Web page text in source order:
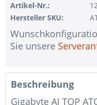
Artikel-Nr.:
Hersteller SKU:
Sie unsere
Beschreibung
Gigabyte AI TOP